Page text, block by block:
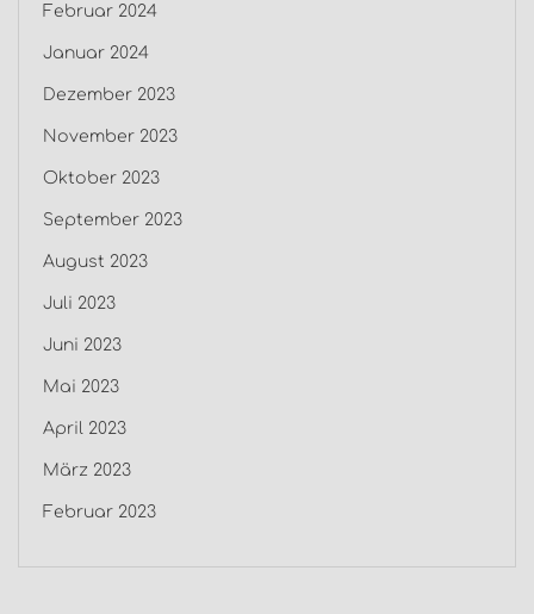
Februar 2024
Januar 2024
Dezember 2023
November 2023
Oktober 2023
September 2023
August 2023
Juli 2023
Juni 2023
Mai 2023
April 2023
März 2023
Februar 2023